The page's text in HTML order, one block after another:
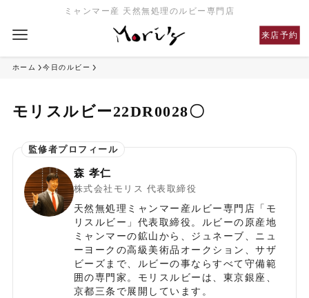
ミャンマー産 天然無処理のルビー専門店
来店予約
ホーム 今日のルビー
モリスルビー22DR0028〇
森 孝仁
株式会社モリス 代表取締役
天然無処理ミャンマー産ルビー専門店「モ
リスルビー」代表取締役。ルビーの原産地
ミャンマーの鉱山から、ジュネーブ、ニュ
ーヨークの高級美術品オークション、サザ
ビーズまで、ルビーの事ならすべて守備範
囲の専門家。モリスルビーは、東京銀座、
京都三条で展開しています。